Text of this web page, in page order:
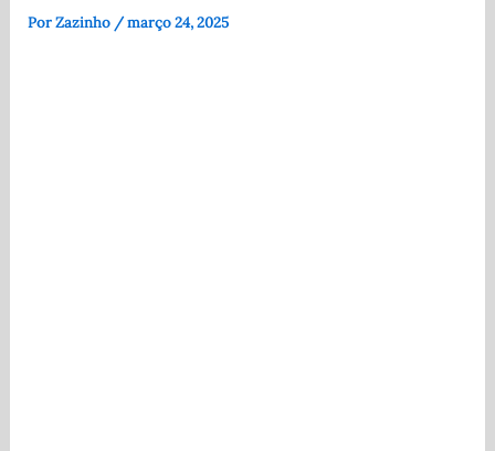
PorZazinho /março 24, 2025